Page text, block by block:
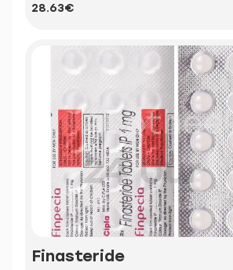
28.63€
Finasteride